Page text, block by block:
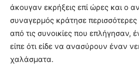
άκουγαν εκρήξεις επί ώρες και ο
συναγερμός κράτησε
από τις συνοικίες που επλήγησαν,
είπε ότι είδε να ανασύρουν έναν
χαλάσματα.